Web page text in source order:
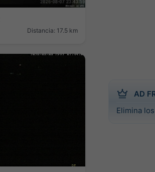
AD
Elimina
Distancia: 17.5 km